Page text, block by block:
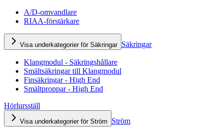
A/D-omvandlare
RIAA-förstärkare
Visa underkategorier för Säkringar Säkringar
Klangmodul - Säkringshållare
Smältsäkringar till Klangmodul
Finsäkringar - High End
Smältproppar - High End
Hörlursställ
Visa underkategorier för Ström Ström